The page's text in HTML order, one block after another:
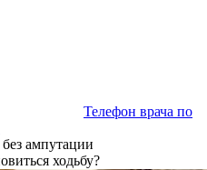
Телефон врача по
ходьбу?